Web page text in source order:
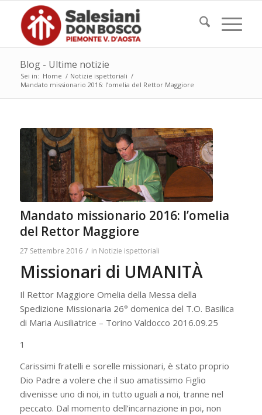
Blog - Ultime notizie
Sei in: Home / Notizie ispettoriali /
Mandato missionario 2016: l’omelia del Rettor Maggiore
Mandato missionario 2016: l’omelia
del Rettor Maggiore
27 Settembre 2016 / in Notizie ispettoriali
Missionari di UMANITÀ
Il Rettor Maggiore Omelia della Messa della
Spedizione Missionaria 26° domenica del T.O. Basilica
di Maria Ausiliatrice – Torino Valdocco 2016.09.25
1
Carissimi fratelli e sorelle missionari, è stato proprio
Dio Padre a volere che il suo amatissimo Figlio
divenisse uno di noi, in tutto uguali a noi, tranne nel
peccato. Dal momento dell’incarnazione in poi, non